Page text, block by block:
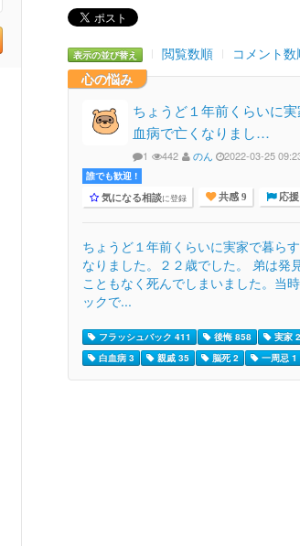
表示の並び替え 閲覧数順
コメント数
心の悩み
ちょうど１年前くらいに
血病で亡くなりまし…
1 442 のん 2022-03-25
誰でも歓迎 !
気になる相談に登録 共感 9 応援
ちょうど１年前くらいに実家で暮ら
なりました。２２歳でした。 弟は発
こともなく死んでしまいました。当
ックで...
フラッシュバック 411 後悔 858 実家
白血病 3
親戚 35 脳死 2 一周忌 1